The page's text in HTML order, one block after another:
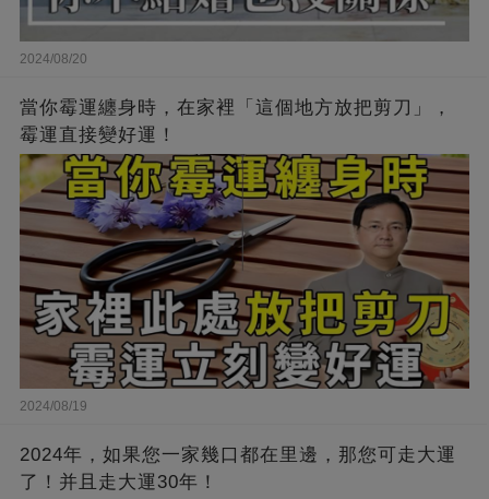
2024/08/20
當你霉運纏身時，在家裡「這個地方放把剪刀」，
霉運直接變好運！
2024/08/19
2024年，如果您一家幾口都在里邊，那您可走大運
了！并且走大運30年！